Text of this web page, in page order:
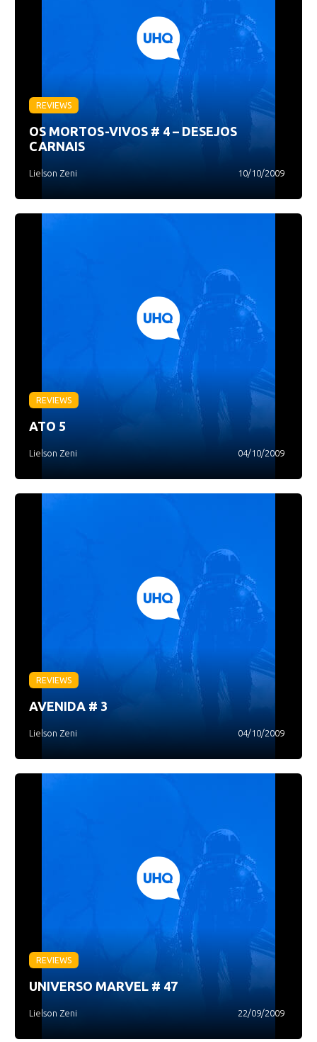
REVIEWS
OS MORTOS-VIVOS # 4 – DESEJOS
CARNAIS
Lielson Zeni 10/10/2009
REVIEWS
ATO 5
Lielson Zeni 04/10/2009
REVIEWS
AVENIDA # 3
Lielson Zeni 04/10/2009
REVIEWS
UNIVERSO MARVEL # 47
Lielson Zeni 22/09/2009